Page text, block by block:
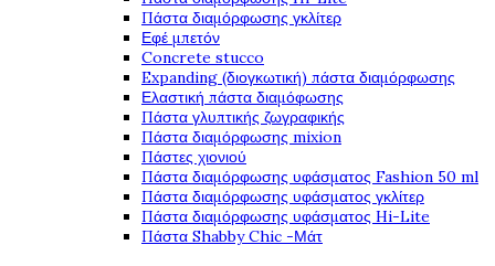
Πάστα διαμόρφωσης γκλίτερ
Εφέ μπετόν
Concrete stucco
Expanding (διογκωτική) πάστα διαμόρφωσης
Ελαστική πάστα διαμόφωσης
Πάστα γλυπτικής ζωγραφικής
Πάστα διαμόρφωσης mixion
Πάστες χιονιού
Πάστα διαμόρφωσης υφάσματος Fashion 50 ml
Πάστα διαμόρφωσης υφάσματος γκλίτερ
Πάστα διαμόρφωσης υφάσματος Hi-Lite
Πάστα Shabby Chic -Μάτ